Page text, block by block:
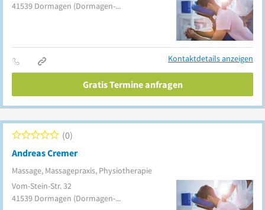
41539 Dormagen (Dormagen-Mitte)
Kontaktdetails anzeigen
Gratis Termine anfragen
Andreas Cremer
Massage, Massagepraxis, Physiotherapie
0
Vom-Stein-Str. 32
41539 Dormagen (Dormagen-Mitte)